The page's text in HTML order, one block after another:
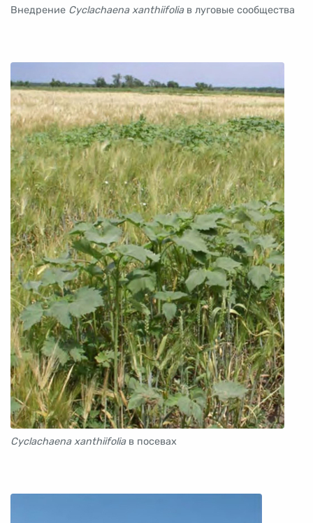
Внедрение Cyclachaena xanthiifoliaв луговые сообщества
Cyclachaena xanthiifoliaв посевах